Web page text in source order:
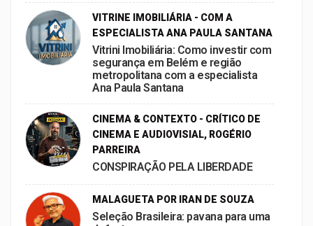
VITRINE IMOBILIÁRIA - COM A
ESPECIALISTA ANA PAULA SANTANA
Vitrini Imobiliária: Como investir com
segurança em Belém e região
metropolitana com a especialista
Ana Paula Santana
CINEMA & CONTEXTO - CRÍTICO DE
CINEMA E AUDIOVISIAL, ROGÉRIO
PARREIRA
CONSPIRAÇÃO PELA LIBERDADE
MALAGUETA POR IRAN DE SOUZA
Seleção Brasileira: pavana para uma